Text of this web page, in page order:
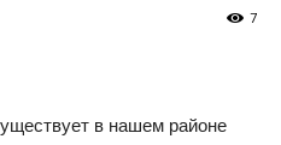
7
в нашем районе